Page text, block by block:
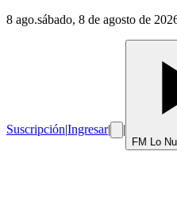
8 ago.sábado, 8 de agosto de
Suscripción|Ingresar| |
FM Lo